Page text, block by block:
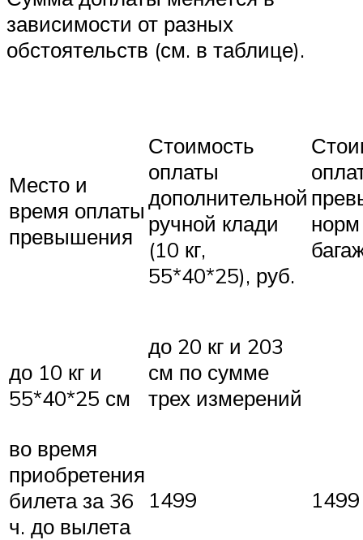
зависимости от разных
обстоятельств (см. в таблице).
Место и
время оплаты
превышения
Стоимость
оплаты
дополнительной
ручной клади
(10 кг,
55*40*25), руб.
норм
до 10 кг и
55*40*25 см
до 20 кг и 203
см по сумме
трех измерений
во время
приобретения
билета за 36
ч. до вылета
1499 1499